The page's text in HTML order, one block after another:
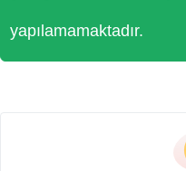
yapılamamaktadır.